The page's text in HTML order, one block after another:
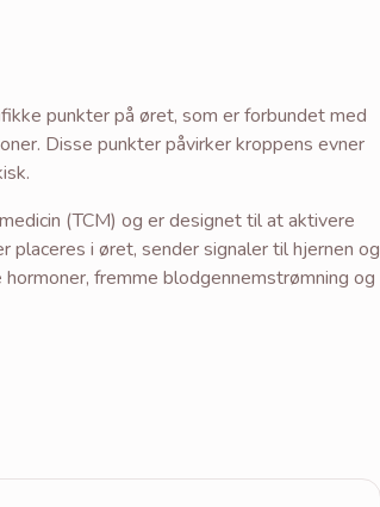
punkter på øret, som er forbundet med
Disse punkter påvirker kroppens evner
(TCM) og er designet til at aktivere
placeres i øret, sender signaler til hjernen og
fremme blodgennemstrømning og